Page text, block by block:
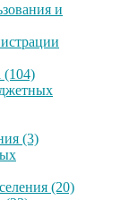
и
(104)
(3)
(20)